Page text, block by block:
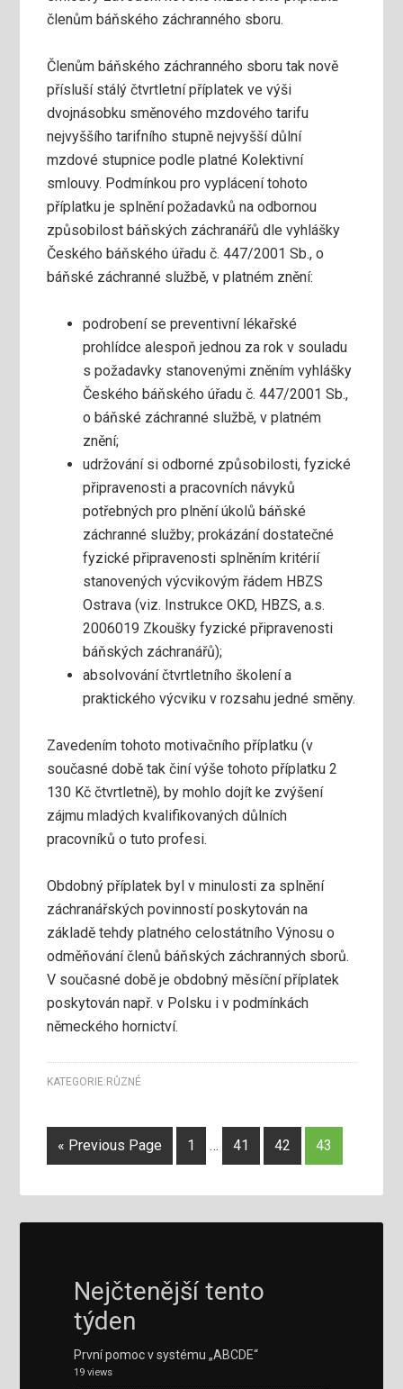
členům báňského záchranného sboru.
Členům báňského záchranného sboru tak nově
přísluší stálý čtvrtletní příplatek ve výši
dvojnásobku směnového mzdového tarifu
nejvyššího tarifního stupně nejvyšší důlní
mzdové stupnice podle platné Kolektivní
smlouvy. Podmínkou pro vyplácení tohoto
příplatku je splnění požadavků na odbornou
způsobilost báňských záchranářů dle vyhlášky
Českého báňského úřadu č. 447/2001 Sb., o
báňské záchranné službě, v platném znění:
podrobení se preventivní lékařské
prohlídce alespoň jednou za rok v souladu
s požadavky stanovenými zněním vyhlášky
Českého báňského úřadu č. 447/2001 Sb.,
o báňské záchranné službě, v platném
znění;
udržování si odborné způsobilosti, fyzické
připravenosti a pracovních návyků
potřebných pro plnění úkolů báňské
záchranné služby; prokázání dostatečné
fyzické připravenosti splněním kritérií
stanovených výcvikovým řádem HBZS
Ostrava (viz. Instrukce OKD, HBZS, a.s.
2006019 Zkoušky fyzické připravenosti
báňských záchranářů);
absolvování čtvrtletního školení a
praktického výcviku v rozsahu jedné směny.
Zavedením tohoto motivačního příplatku (v
současné době tak činí výše tohoto příplatku 2
130 Kč čtvrtletně), by mohlo dojít ke zvýšení
zájmu mladých kvalifikovaných důlních
pracovníků o tuto profesi.
Obdobný příplatek byl v minulosti za splnění
záchranářských povinností poskytován na
základě tehdy platného celostátního Výnosu o
odměňování členů báňských záchranných sborů.
V současné době je obdobný měsíční příplatek
poskytován např. v Polsku i v podmínkách
německého hornictví.
KATEGORIE: RŮZNÉ
« Previous Page 1 … 41 42 43
Nejčtenější tento
týden
První pomoc v systému „ABCDE“
19 views